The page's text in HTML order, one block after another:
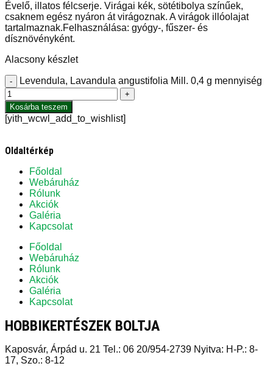
Évelő, illatos félcserje. Virágai kék, sötétibolya színűek,
csaknem egész nyáron át virágoznak. A virágok illóolajat
tartalmaznak.Felhasználása: gyógy-, fűszer- és
dísznövényként.
Alacsony készlet
- Levendula, Lavandula angustifolia Mill. 0,4 g mennyiség
+
Kosárba teszem
[yith_wcwl_add_to_wishlist]
Oldaltérkép
Főoldal
Webáruház
Rólunk
Akciók
Galéria
Kapcsolat
Főoldal
Webáruház
Rólunk
Akciók
Galéria
Kapcsolat
HOBBIKERTÉSZEK BOLTJA
Kaposvár, Árpád u. 21 Tel.: 06 20/954-2739 Nyitva: H-P.: 8-
17, Szo.: 8-12